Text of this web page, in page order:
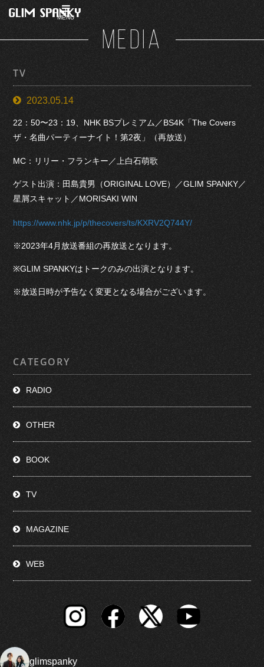
MENU
MEDIA
TV
2023.05.14
22：50〜23：19、NHK BSプレミアム／BS4K「The Covers
ザ・名曲パーティーナイト！第2夜」（再放送）
MC：リリー・フランキー／上白石萌歌
ゲスト出演：田島貴男（ORIGINAL LOVE）／GLIM SPANKY／
星屑スキャット／MORISAKI WIN
https://www.nhk.jp/p/thecovers/ts/KXRV2Q744Y/
※2023年4月放送番組の再放送となります。
※GLIM SPANKYはトークのみの出演となります。
※放送日時が予告なく変更となる場合がございます。
CATEGORY
RADIO
OTHER
BOOK
TV
MAGAZINE
WEB
glimspanky